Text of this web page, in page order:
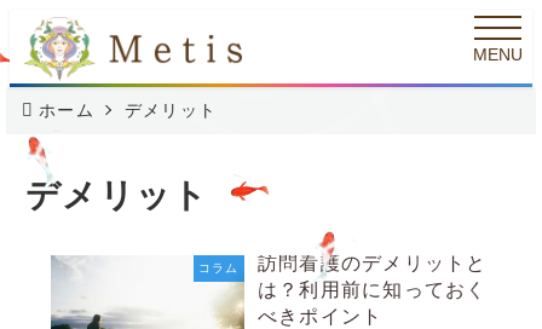
イ
ン
コ
ン
MENU
ホーム デメリット
デメリット
コラム
訪問看護のデメリットと
は？利用前に知っておく
べきポイント